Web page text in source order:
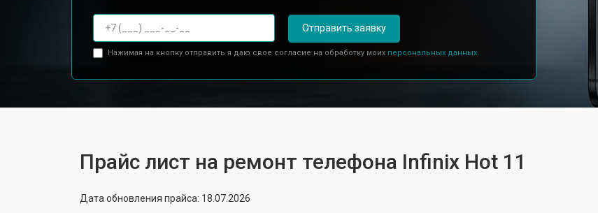
Отправить заявку
Нажимая на кнопку отправить я даю свое согласие на обработку моих персональных данных.
Прайс лист на ремонт телефона Infinix Hot 11
Дата обновления прайса: 18.07.2026